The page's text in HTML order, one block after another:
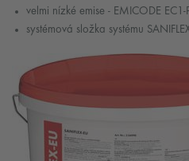
velmi nízké emise - EMICODE EC1-
systémová složka systému